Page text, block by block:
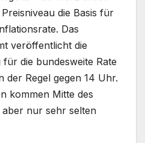
die Basis für
Das
veröffentlicht die
die bundesweite Rate
der Regel gegen 14 Uhr.
kommen Mitte des
aber nur sehr selten